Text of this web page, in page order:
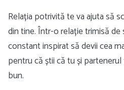
Relația potrivită te va ajuta să
din tine. Într-o relație trimisă
constant inspirat să devii cea
pentru că știi că tu și
bun.